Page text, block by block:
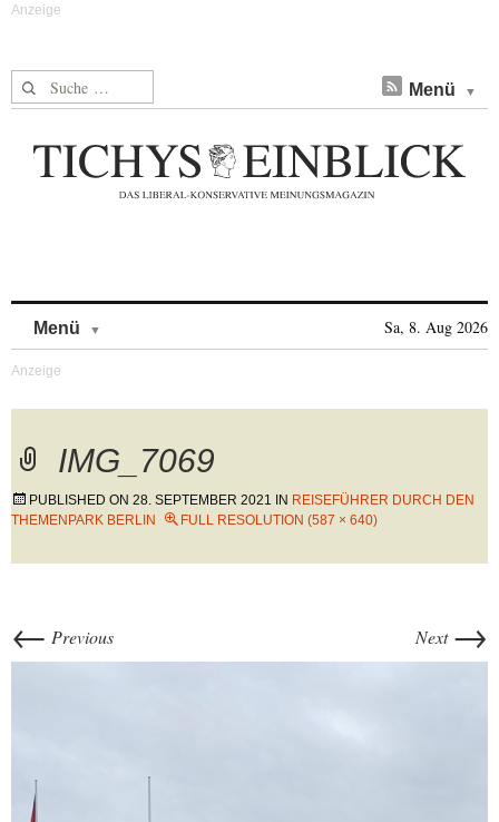
Suche nach: Menü
Menü Sa, 8. Aug 2026
IMG_7069
PUBLISHED ON 28. SEPTEMBER 2021 IN REISEFÜHRER DURCH DEN
THEMENPARK BERLIN
FULL RESOLUTION (587 × 640)
← Previous Next →